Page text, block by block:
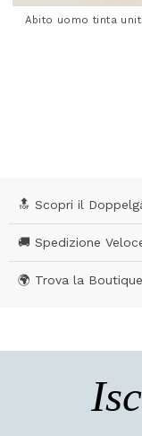
Abito uomo tinta
🔝 Scopri il
🚚 Spedizione
🌍 Trova la